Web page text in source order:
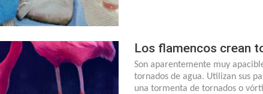
Los flamencos crean
Son aparentemente muy
tornados de agua. Utilizan sus
una tormenta de tornados o